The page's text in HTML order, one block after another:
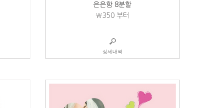
은은함 8분할
₩350부터
상세내역